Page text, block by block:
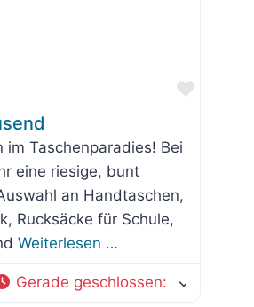
Favorit
im Taschenparadies! Bei
eine riesige, bunt
an Handtaschen,
Rucksäcke für Schule,
Weiterlesen …
Gerade geschlossen: